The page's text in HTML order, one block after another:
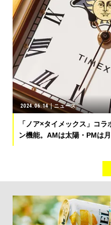
2024.06.14 ニュース
「ノア×タイメックス」コ
ン機能。AMは太陽・PMは